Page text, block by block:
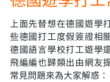
上面先替想在德國遊學
些德國打工度假簽證相
德國語言學校打工遊學
飛編編也歸類出由網友
常見問題來為大家解惑：